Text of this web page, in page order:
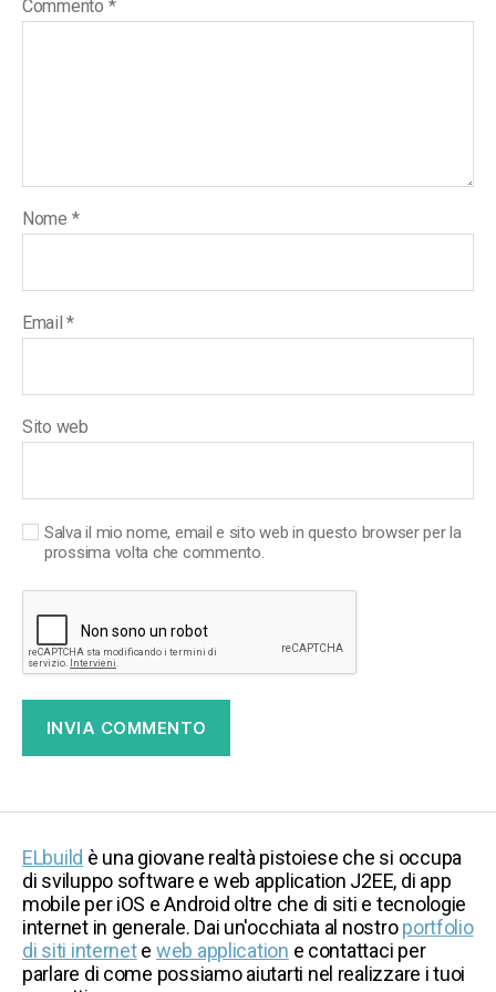
Commento *
Nome *
Email*
Sito web
Salva il mio nome, email e sito web in questo browser per la
prossima volta che commento.
ELbuild è una giovane realtà pistoiese che si occupa
di sviluppo software e web application J2EE, di app
mobile per iOS e Android oltre che di siti e tecnologie
internet in generale. Dai un'occhiata al nostroportfolio
di siti internete web application e contattaci per
parlare di come possiamo aiutarti nel realizzare i tuoi